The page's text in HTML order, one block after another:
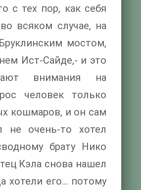
с тех пор, как себя
всяком случае, на
мостом,
Ист-Сайде,- и это
внимания на
человек только
кошмаров, и он сам
не очень-то хотел
брату Нико
Кэла снова нашел
хотели его... потому